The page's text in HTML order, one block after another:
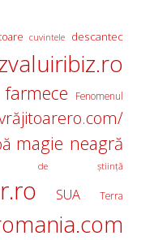
cuvintele descantec
farmece
Fenomenul
magie neagră
de ştiinţă
SUA Terra